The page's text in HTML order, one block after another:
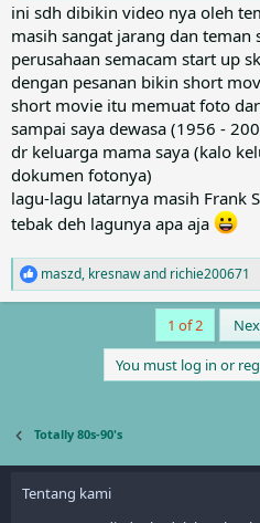
ini sdh dibikin video nya oleh
masih sangat jarang dan teman
perusahaan semacam start up
dengan pesanan bikin short
short movie itu memuat foto
sampai saya dewasa (1956 -
dr keluarga mama saya (kalo
dokumen fotonya)
lagu-lagu latarnya masih Frank
tebak deh lagunya apa aja
R
e
:
maszd, kresnawand richie200671
1 of 2
You must log in or
Totally 80s-90's
Tentang kami